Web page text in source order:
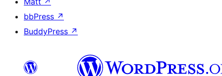
bbPress ↗
BuddyPress ↗